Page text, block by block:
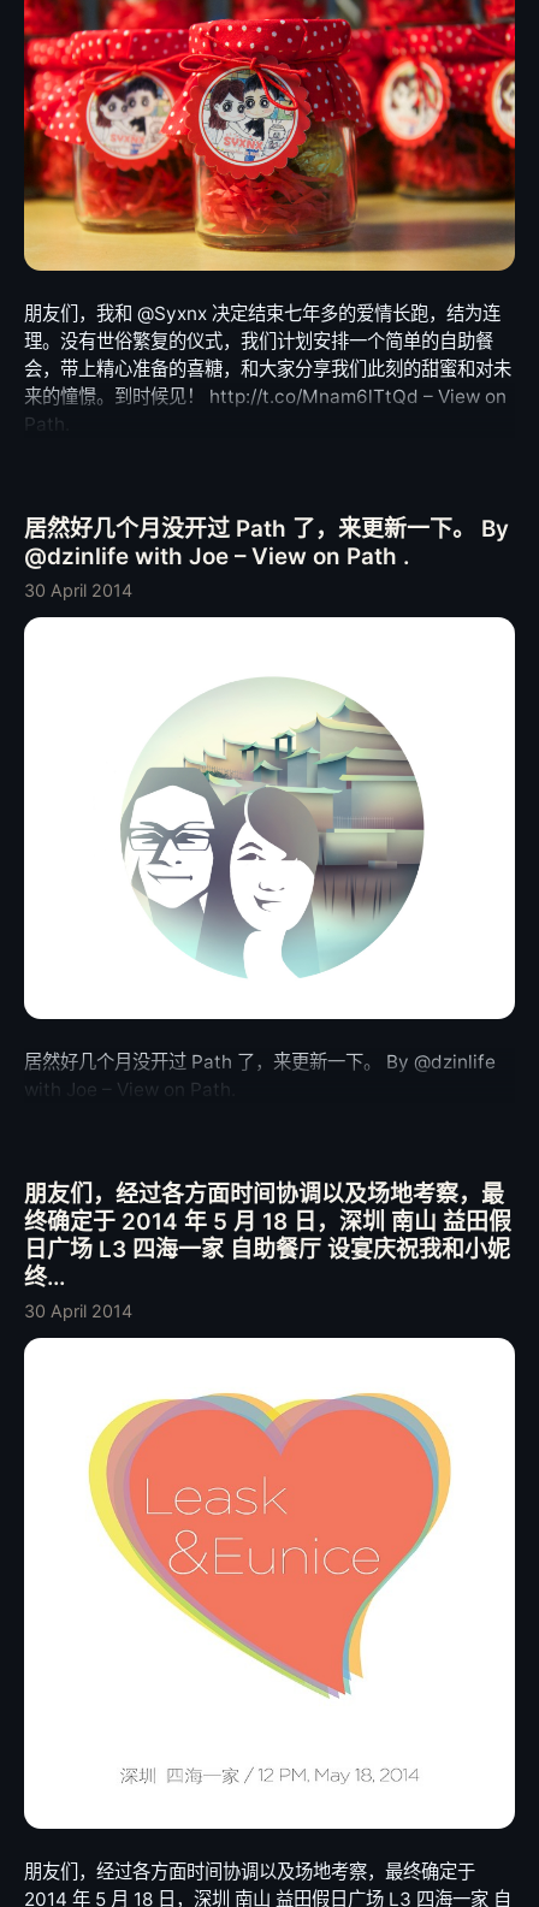
朋友们，我和 @Syxnx 决定结束七年多的爱情长跑，结为连
理。没有世俗繁复的仪式，我们计划安排一个简单的自助餐
会，带上精心准备的喜糖，和大家分享我们此刻的甜蜜和对未
来的憧憬。到时候见！ http://t.co/Mnam6lTtQd – View on
Path.
居然好几个月没开过 Path 了，来更新一下。 By
@dzinlife with Joe – View on Path .
30 April 2014
居然好几个月没开过 Path 了，来更新一下。 By @dzinlife
with Joe – View on Path.
朋友们，经过各方面时间协调以及场地考察，最
终确定于 2014 年 5 月 18 日，深圳 南山 益田假
日广场 L3 四海一家 自助餐厅 设宴庆祝我和小妮
终...
30 April 2014
朋友们，经过各方面时间协调以及场地考察，最终确定于
2014 年 5 月 18 日，深圳 南山 益田假日广场 L3 四海一家 自